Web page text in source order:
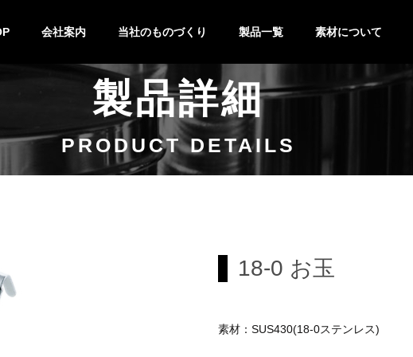
会社案内 当社のものづくり
技術紹介
設備紹介
製作の流れ
特注&OEM
製品一覧
バット
キッチンポット
鍋
キッチン小物
素材について
ステンレス
製品詳細
PRODUCT DETAILS
18-0 お玉
素材：SUS430(18-0ステンレス)